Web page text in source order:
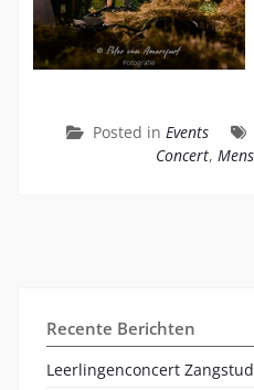
Posted in Events
Concert,
Recente Berichten
Leerlingenconcert